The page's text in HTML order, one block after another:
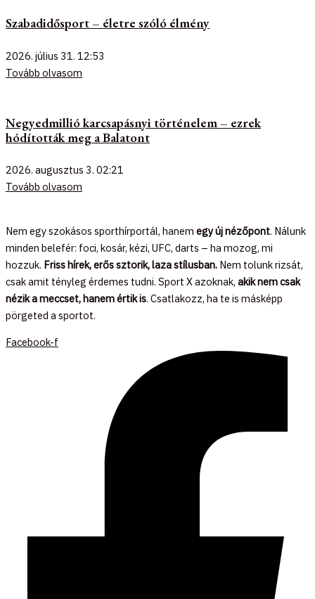
Szabadidősport – életre szóló élmény
2026. július 31. 12:53
Tovább olvasom
Negyedmillió karcsapásnyi történelem – ezrek
hódították meg a Balatont
2026. augusztus 3. 02:21
Tovább olvasom
Nem egy szokásos sporthírportál, hanem egy új nézőpont. Nálunk
minden belefér: foci, kosár, kézi, UFC, darts – ha mozog, mi
hozzuk. Friss hírek, erős sztorik, laza stílusban. Nem tolunk rizsát,
csak amit tényleg érdemes tudni. Sport X azoknak, akik nem csak
nézik a meccset, hanem értik is. Csatlakozz, ha te is másképp
pörgeted a sportot.
Facebook-f